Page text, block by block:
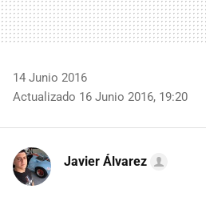
14 Junio 2016
Actualizado 16 Junio 2016, 19:20
Javier Álvarez